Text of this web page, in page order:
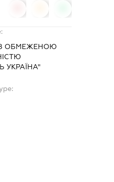
ОБМЕЖЕНОЮ
УКРАЇНА"